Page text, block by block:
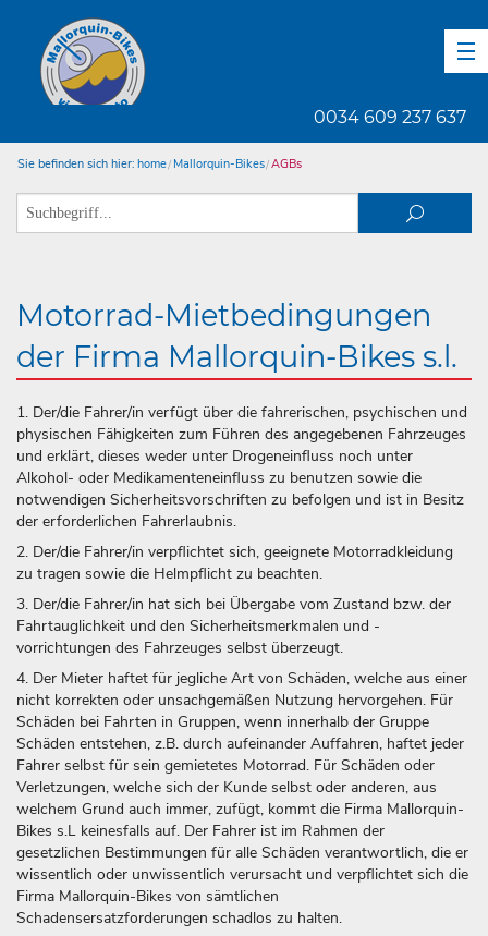
0034 609 237 637
Sie befinden sich hier: home Mallorquin-Bikes AGBs
Motorrad-Mietbedingungen
der Firma Mallorquin-Bikes s.l.
1. Der/die Fahrer/in verfügt über die fahrerischen, psychischen und
physischen Fähigkeiten zum Führen des angegebenen Fahrzeuges
und erklärt, dieses weder unter Drogeneinfluss noch unter
Alkohol- oder Medikamenteneinfluss zu benutzen sowie die
notwendigen Sicherheitsvorschriften zu befolgen und ist in Besitz
der erforderlichen Fahrerlaubnis.
2. Der/die Fahrer/in verpflichtet sich, geeignete Motorradkleidung
zu tragen sowie die Helmpflicht zu beachten.
3. Der/die Fahrer/in hat sich bei Übergabe vom Zustand bzw. der
Fahrtauglichkeit und den Sicherheitsmerkmalen und -
vorrichtungen des Fahrzeuges selbst überzeugt.
4. Der Mieter haftet für jegliche Art von Schäden, welche aus einer
nicht korrekten oder unsachgemäßen Nutzung hervorgehen. Für
Schäden bei Fahrten in Gruppen, wenn innerhalb der Gruppe
Schäden entstehen, z.B. durch aufeinander Auffahren, haftet jeder
Fahrer selbst für sein gemietetes Motorrad. Für Schäden oder
Verletzungen, welche sich der Kunde selbst oder anderen, aus
welchem Grund auch immer, zufügt, kommt die Firma Mallorquin-
Bikes s.L keinesfalls auf. Der Fahrer ist im Rahmen der
gesetzlichen Bestimmungen für alle Schäden verantwortlich, die er
wissentlich oder unwissentlich verursacht und verpflichtet sich die
Firma Mallorquin-Bikes von sämtlichen
Schadensersatzforderungen schadlos zu halten.